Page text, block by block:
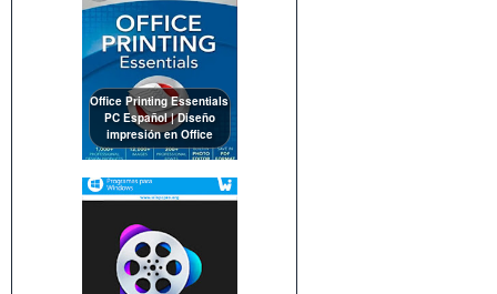
Office Printing Essentials
PC Español | Diseño
impresión en Office